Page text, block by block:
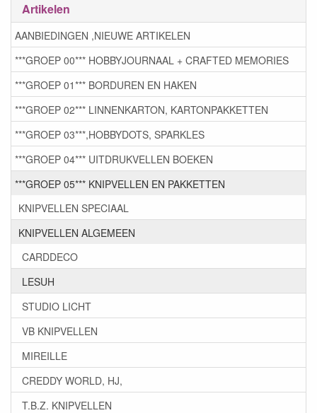
Artikelen
AANBIEDINGEN ,NIEUWE ARTIKELEN
***GROEP 00*** HOBBYJOURNAAL + CRAFTED MEMORIES
***GROEP 01*** BORDUREN EN HAKEN
***GROEP 02*** LINNENKARTON, KARTONPAKKETTEN
***GROEP 03***,HOBBYDOTS, SPARKLES
***GROEP 04*** UITDRUKVELLEN BOEKEN
***GROEP 05*** KNIPVELLEN EN PAKKETTEN
KNIPVELLEN SPECIAAL
KNIPVELLEN ALGEMEEN
CARDDECO
LESUH
STUDIO LICHT
VB KNIPVELLEN
MIREILLE
CREDDY WORLD, HJ,
T.B.Z. KNIPVELLEN